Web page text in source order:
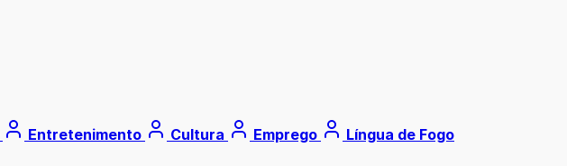
Entretenimento Cultura Emprego Língua de Fogo